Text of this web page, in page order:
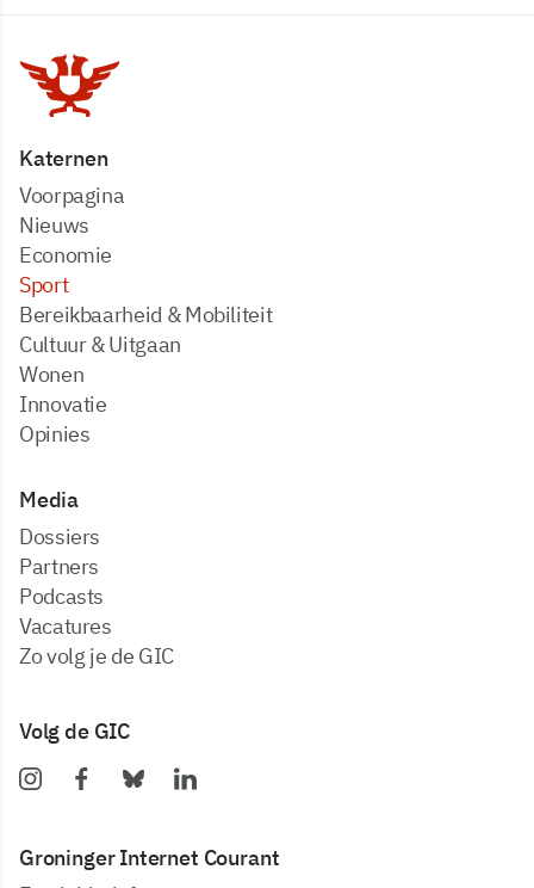
Katernen
Voorpagina
Nieuws
Economie
Sport
Bereikbaarheid & Mobiliteit
Cultuur & Uitgaan
Wonen
Innovatie
Opinies
Media
dossiers
partners
podcasts
vacatures
zo volg je de GIC
Volg de GIC
Groninger Internet Courant